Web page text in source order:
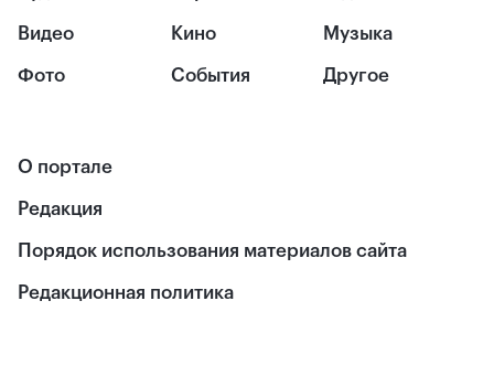
Видео
Фото
Кино
События
Музыка
Другое
О портале
Редакция
Порядок использования материалов сайта
Редакционная политика